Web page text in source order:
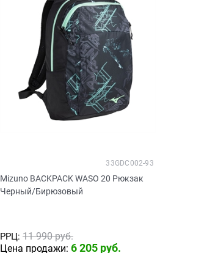
Mizuno BACKPACK WASO 20 Рюкзак
Черный/Бирюзовый
33GDC002-93
РРЦ: 11 990 руб.
Цена продажи: 6 205 руб.